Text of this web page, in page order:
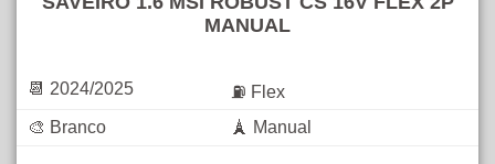
MANUAL
📆 2024/2025
⛽ Flex
🎨 Branco
🗼 Manual